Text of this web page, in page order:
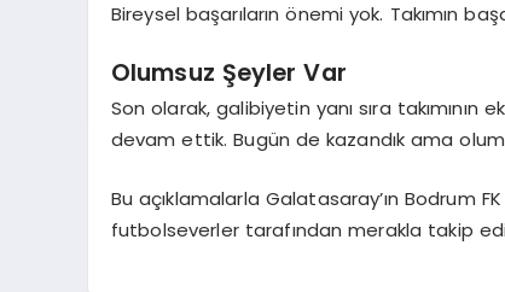
Bireysel başarıların önemi yok. Takımın
Olumsuz Şeyler Var
Son olarak, galibiyetin yanı sıra takımının
devam ettik. Bugün de kazandık ama
Bu açıklamalarla Galatasaray’ın Bodrum
futbolseverler tarafından merakla takip